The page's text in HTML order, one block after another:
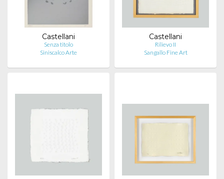
Castellani
Senza titolo
Siniscalco Arte
Castellani
Rilievo II
Sangallo Fine Art